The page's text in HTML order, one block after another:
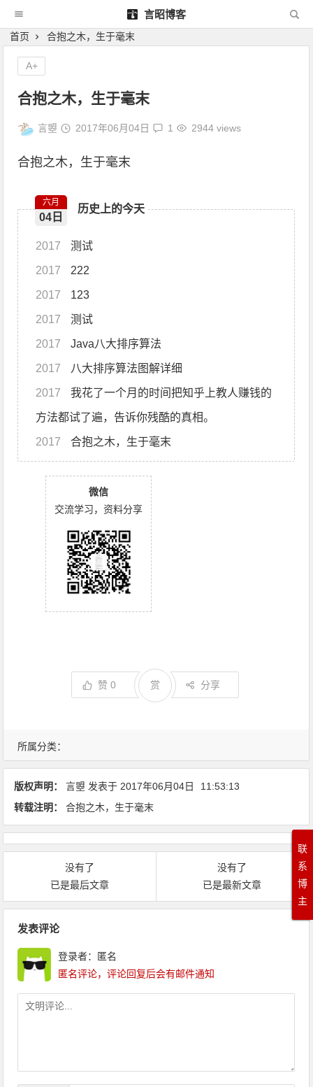
言昭博客
首页 合抱之木，生于毫末
合抱之木，生于毫末
言曌 2017年06月04日 1 2944 views
合抱之木，生于毫末
历史上的今天
六月
04日
2017 测试
2017 222
2017 123
2017 测试
2017 Java八大排序算法
2017 八大排序算法图解详细
2017 我花了一个月的时间把知乎上教人赚钱的
方法都试了遍，告诉你残酷的真相。
2017 合抱之木，生于毫末
微信
交流学习，资料分享
赞0 分享
赏
A+
所属分类：
版权声明： 言曌 发表于 2017年06月04日
11:53:13
转载注明：
合抱之木，生于毫末
没有了
已是最后文章
没有了
已是最新文章
发表评论
登录者：匿名
匿名评论，评论回复后会有邮件通知
联
系
博
主